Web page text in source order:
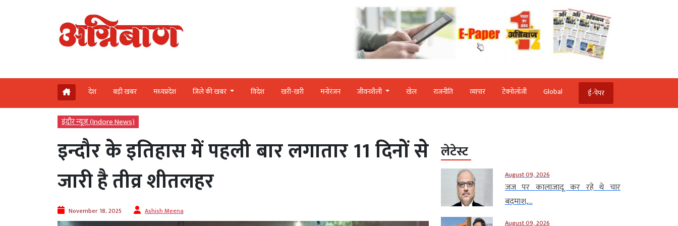
देश बड़ी खबर मध्‍यप्रदेश जिले की खबर विदेश खरी-खरी मनोरंजन जीवनशैली खेल राजनीति व्‍यापार टेक्‍नोलॉजी Global ई-पेपर
इंदौर न्यूज़ (Indore News)
इन्दौर के इतिहास में पहली बार लगातार 11 दिनों से
जारी है तीव्र शीतलहर
November 18, 2025 Ashish Meena
लेटेस्ट
August 09, 2026
जज पर कालाजादू कर रहे थे चार
बदमाश,...
August 09, 2026